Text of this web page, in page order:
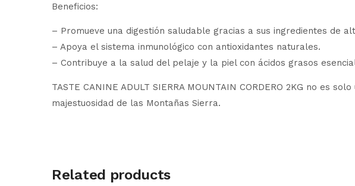
Beneficios:
– Promueve una digestión saludable gracias a sus ingredientes de
– Apoya el sistema inmunológico con antioxidantes naturales.
– Contribuye a la salud del pelaje y la piel con ácidos grasos
TASTE CANINE ADULT SIERRA MOUNTAIN CORDERO 2KG no
majestuosidad de las Montañas Sierra.
Related products